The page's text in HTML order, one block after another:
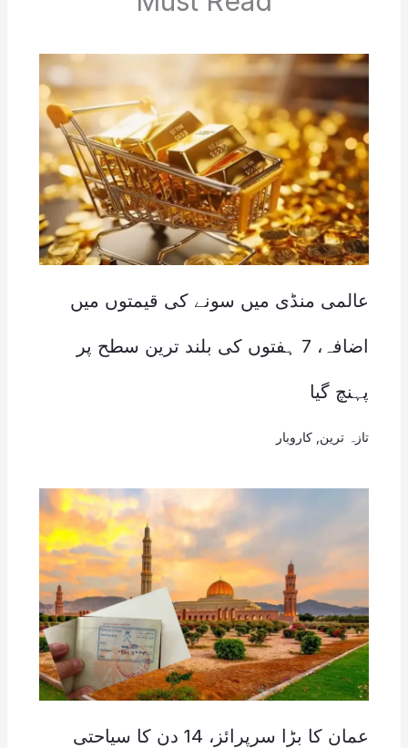
عالمی منڈی میں سونے کی قیمتوں میں
اضافہ، 7 ہفتوں کی بلند ترین سطح پر
پہنچ گیا
تازہ ترین کاروبار
عمان کا بڑا سرپرائز، 14 دن کا سیاحتی